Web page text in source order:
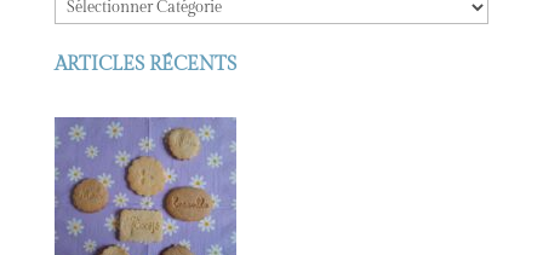
ARTICLES RÉCENTS